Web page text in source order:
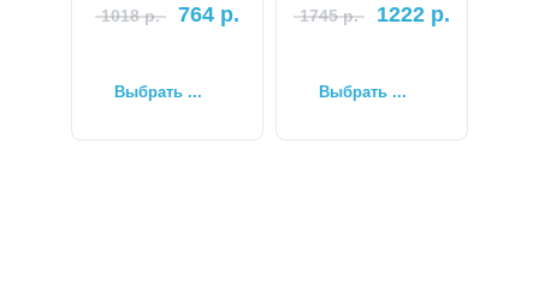
1018р. 764 р.
Выбрать ...
1745р. 1222 р.
Выбрать ...